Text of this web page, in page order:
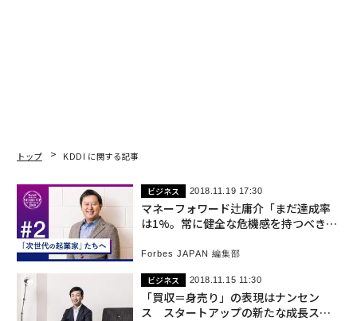
トップ KDDI に関する記事
ビジネス 2018.11.19 17:30
マネーフォワード辻庸介「まだ達成率
は1%。常に健全な危機感を持つべき」
Forbes JAPAN 編集部
ビジネス 2018.11.15 11:30
「買収＝身売り」の表現はナンセン
ス スタートアップの新たな成長スキ